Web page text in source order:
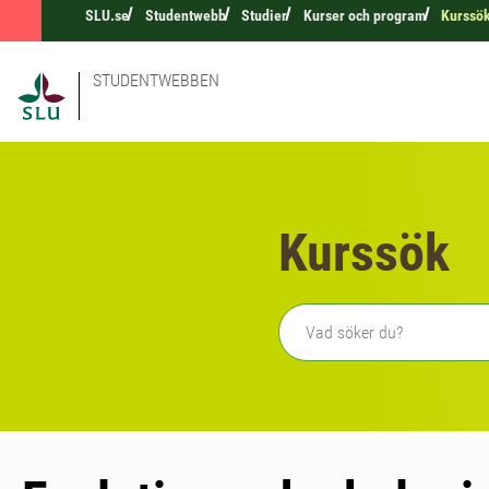
SLU.se Studentwebb Studier Kurser och program
STUDENTWEBBEN
Kurssök
Fritext sökning